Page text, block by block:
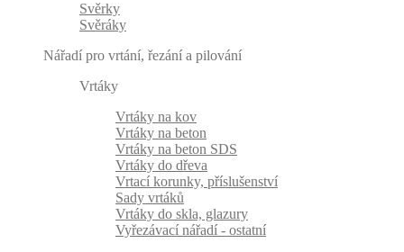
Svěrky
Svěráky
Nářadí pro vrtání, řezání a pilování
Vrtáky
Vrtáky na kov
Vrtáky na beton
Vrtáky na beton SDS
Vrtáky do dřeva
Vrtací korunky, příslušenství
Sady vrtáků
Vrtáky do skla, glazury
Vyřezávací nářadí - ostatní